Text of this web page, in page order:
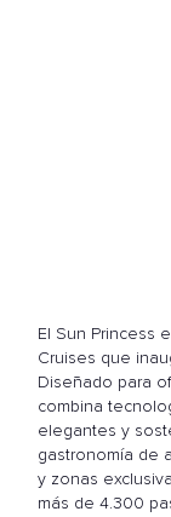
El Sun Princess
Cruises que
Diseñado para
combina
elegantes y
gastronomía de
y zonas
más de 4.300